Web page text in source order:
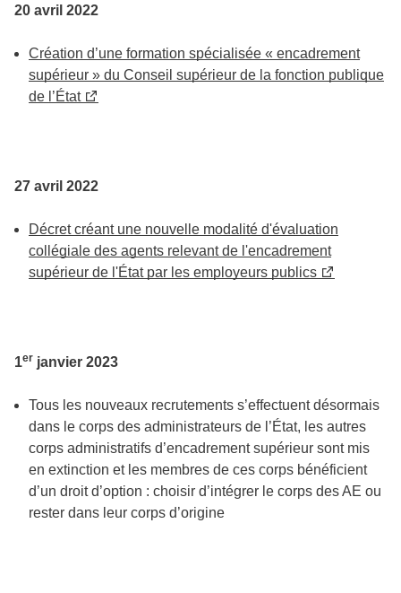
20 avril 2022
Création d’une formation spécialisée « encadrement
supérieur » du Conseil supérieur de la fonction publique
de l’État
27 avril 2022
Décret créant une nouvelle modalité d'évaluation
collégiale des agents relevant de l'encadrement
supérieur de l'État par les employeurs publics
1er janvier 2023
Tous les nouveaux recrutements s’effectuent désormais
dans le corps des administrateurs de l’État, les autres
corps administratifs d’encadrement supérieur sont mis
en extinction et les membres de ces corps bénéficient
d’un droit d’option : choisir d’intégrer le corps des AE ou
rester dans leur corps d’origine